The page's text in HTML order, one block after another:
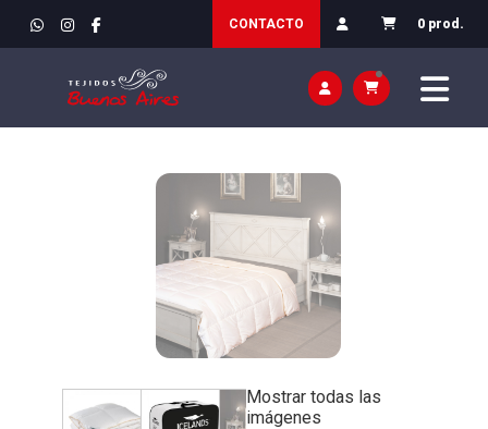
CONTACTO 0 prod.
CAMA
Mostrar todas las
imágenes